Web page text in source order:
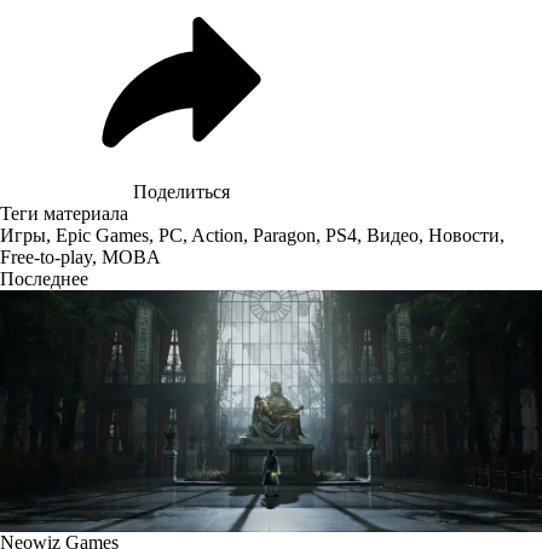
Поделиться
Теги материала
Игры, Epic Games, PC, Action, Paragon, PS4, Видео, Новости,
Free-to-play, MOBA
Последнее
Neowiz Games